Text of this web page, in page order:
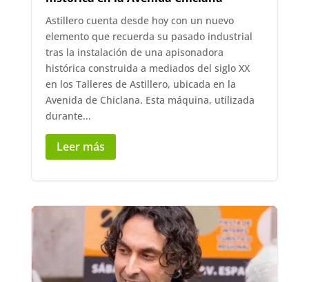
Astillero cuenta desde hoy con un nuevo
elemento que recuerda su pasado industrial
tras la instalación de una apisonadora
histórica construida a mediados del siglo XX
en los Talleres de Astillero, ubicada en la
Avenida de Chiclana. Esta máquina, utilizada
durante...
Leer más